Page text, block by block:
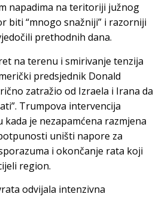
napadima na teritoriji južnog
biti “mnogo snažniji” i razorniji
prethodnih dana.
na terenu i smirivanje tenzija
predsjednik Donald
zatražio od Izraela i Irana da
Trumpova intervencija
je nezapamćena razmjena
uništi napore za
i okončanje rata koji
region.
odvijala intenzivna